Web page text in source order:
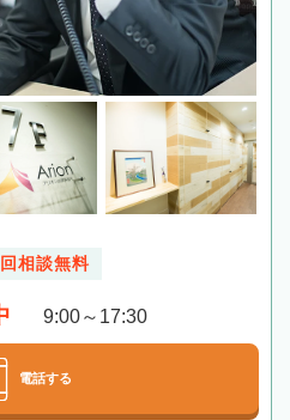
相談無料
9:00～17:30
電話する